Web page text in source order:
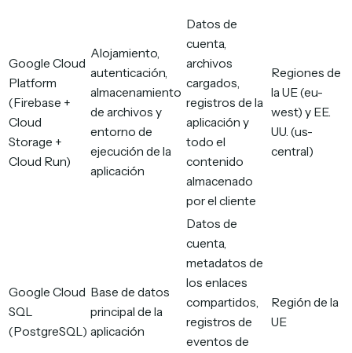
Google Cloud
Platform
(Firebase +
Cloud
Storage +
Cloud Run)
Alojamiento,
autenticación,
almacenamiento
de archivos y
entorno de
ejecución de la
aplicación
Datos de
cuenta,
archivos
cargados,
registros de la
aplicación y
todo el
contenido
almacenado
por el cliente
Regiones de
la UE (eu-
west) y EE.
UU. (us-
central)
Google Cloud
SQL
(PostgreSQL)
Base de datos
principal de la
aplicación
Datos de
cuenta,
metadatos de
los enlaces
compartidos,
registros de
eventos de
Región de la
UE